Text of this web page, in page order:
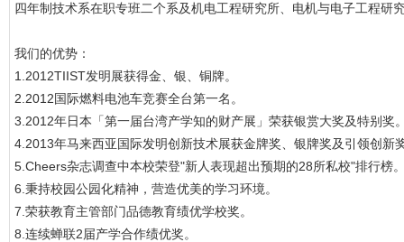
四年制技术系在职专班二个系及机电工程研究所、电机与电子工程研
我们的优势：
1.2012TIIST发明展获得金、银、铜牌。
2.2012国际燃料电池车竞赛全台第一名。
3.2012年日本「第一届台湾产学知的财产展」荣获银赏大奖及特别奖
4.2013年马来西亚国际发明创新技术展获金牌奖、银牌奖及引领创新
5.Cheers杂志调查中本校荣登"新人表现超出预期的28所私校"排行榜
6.秉持校园公园化精神，营造优美的学习环境。
7.荣获教育主管部门品德教育绩优学校奖。
8.连续蝉联2届产学合作绩优奖。